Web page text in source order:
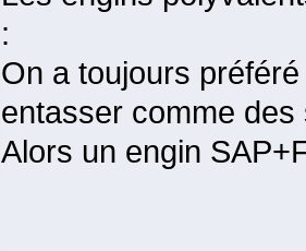
:
On a toujours
entasser comme
Alors un engin